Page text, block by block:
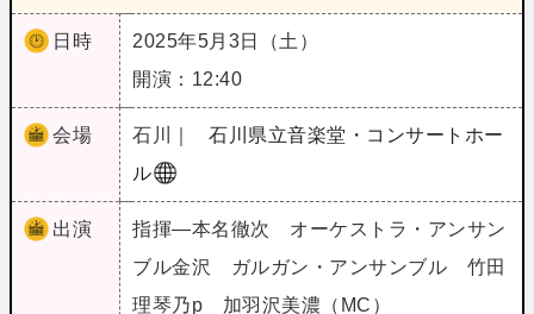
日時
2025年5月3日（土）
開演：12:40
会場 石川｜
石川県立音楽堂・コンサートホー
ル
出演
指揮―本名徹次 オーケストラ・アンサン
ブル金沢 ガルガン・アンサンブル 竹田
理琴乃p 加羽沢美濃（MC）